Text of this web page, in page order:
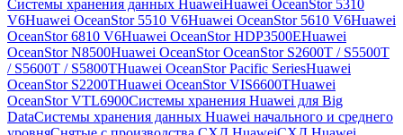
Системы хранения данных HuaweiHuawei OceanStor 5310
V6Huawei OceanStor 5510 V6Huawei OceanStor 5610 V6Huawei
OceanStor 6810 V6Huawei OceanStor HDP3500EHuawei
OceanStor N8500Huawei OceanStor OceanStor S2600T / S5500T
/ S5600T / S5800THuawei OceanStor Pacific SeriesHuawei
OceanStor S2200THuawei OceanStor VIS6600THuawei
OceanStor VTL6900Системы хранения Huawei для Big
DataСистемы хранения данных Huawei начального и среднего